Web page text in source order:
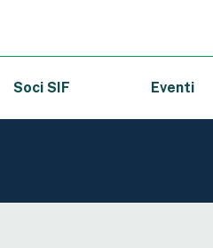
Soci SIF Eventi